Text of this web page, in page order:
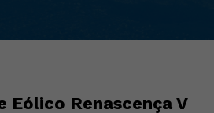
Eólico Renascença V